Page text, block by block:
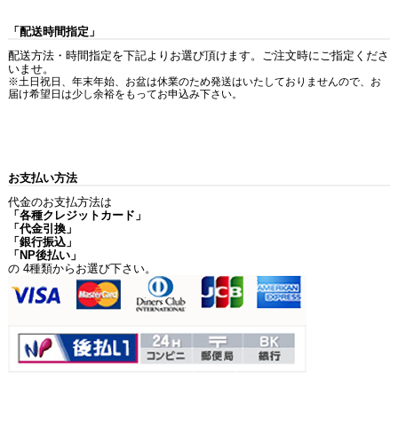
「配送時間指定」
配送方法・時間指定を下記よりお選び頂けます。ご注文時にご指定くださ
いませ。
※土日祝日、年末年始、お盆は休業のため発送はいたしておりませんので、お
届け希望日は少し余裕をもってお申込み下さい。
お支払い方法
代金のお支払方法は
「各種クレジットカード」
「代金引換」
「銀行振込」
「NP後払い」
の 4種類からお選び下さい。